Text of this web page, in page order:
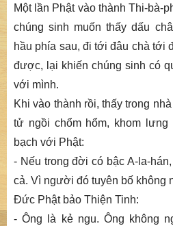
Một lần Phật vào thành Thi-bà-
chúng sinh muốn thấy dấu
hầu phía sau, đi tới đâu chà tới
được, lại khiến chúng sinh có
với mình.
Khi vào thành rồi, thấy trong
tử ngồi chổm hổm, khom
bạch với Phật:
- Nếu trong đời có bậc A-la-
cả. Vì người đó tuyên bố không
Đức Phật bảo Thiện Tinh:
- Ông là kẻ ngu. Ông không